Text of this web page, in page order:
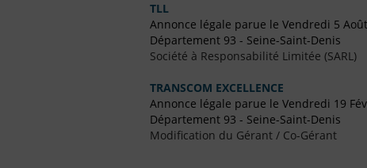
TLL
Annonce légale parue le Vendredi 5
Département 93 - Seine-Saint-Denis
Société à Responsabilité Limitée (SARL)
TRANSCOM EXCELLENCE
Annonce légale parue le Vendredi 19
Département 93 - Seine-Saint-Denis
Modification du Gérant / Co-Gérant